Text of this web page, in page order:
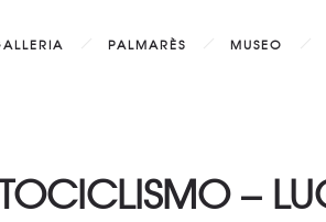
PALMARÈS MUSEO
–